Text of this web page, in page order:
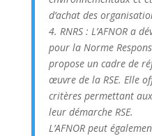
d’achat des
4. RNRS : L’AFNOR a
pour la Norme
propose un cadre de
œuvre de la RSE. Elle
critères permettant
leur démarche RSE.
L’AFNOR peut